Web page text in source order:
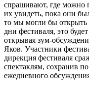
спрашивают, где можно
их увидеть, пока они
то мы могли бы открыть
дни фестиваля, это
открывая зум-
Яков. Участники
дирекция фестиваля
спектаклям, сохранив
ежедневного